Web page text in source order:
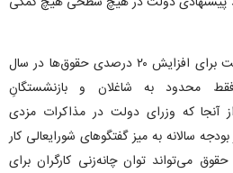
حقوق ‌بگیران نگران پیشنهاد دولت برای افزایش ۲۰ درصدی حقوق‌ها در سال
محدود به شاغلان و بازنشستگانِ
آنجا که وزرای دولت در مذاکرات مزدی
سالانه به میز گفتگوهای شورایعالی کار
افزایش حقوق می‌تواند توان چانه‌زنی کارگران برای